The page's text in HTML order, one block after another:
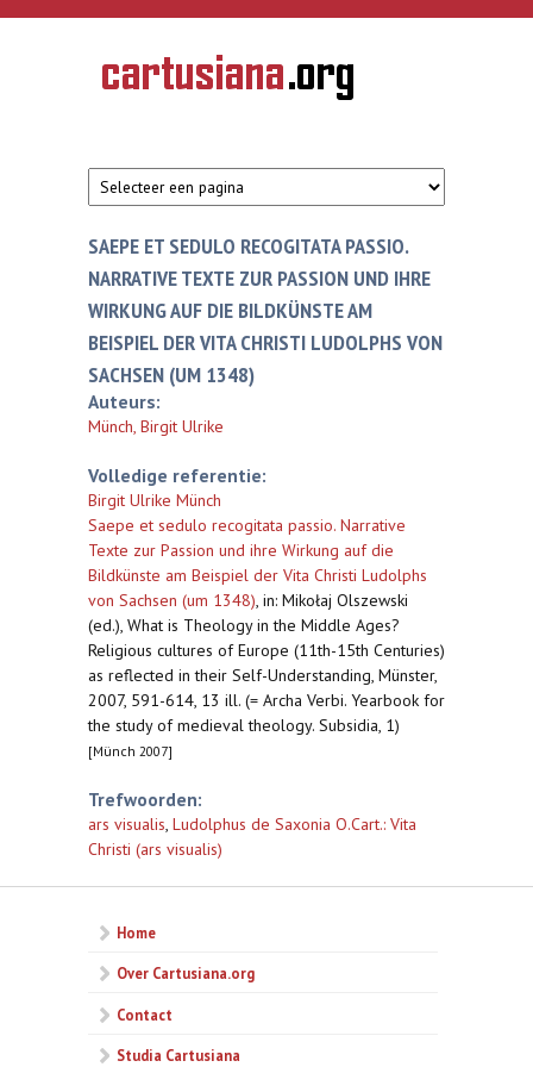
Overslaan en naar de inhoud gaan
CARTUSIANA
Geschiedenis
van de
SAEPE ET SEDULO RECOGITATA PASSIO.
NARRATIVE TEXTE ZUR PASSION UND IHRE
WIRKUNG AUF DIE BILDKÜNSTE AM
BEISPIEL DER VITA CHRISTI LUDOLPHS VON
SACHSEN (UM 1348)
Auteurs:
Münch, Birgit Ulrike
Volledige referentie:
Birgit Ulrike Münch
Saepe et sedulo recogitata passio. Narrative
Texte zur Passion und ihre Wirkung auf die
Bildkünste am Beispiel der Vita Christi Ludolphs
von Sachsen (um 1348), in: Mikołaj Olszewski
(ed.), What is Theology in the Middle Ages?
Religious cultures of Europe (11th-15th Centuries)
as reflected in their Self-Understanding, Münster,
2007, 591-614, 13 ill. (= Archa Verbi. Yearbook for
the study of medieval theology. Subsidia, 1)
[Münch 2007]
Trefwoorden:
ars visualis, Ludolphus de Saxonia O.Cart.: Vita
Christi (ars visualis)
Home
Over Cartusiana.org
Contact
Studia Cartusiana